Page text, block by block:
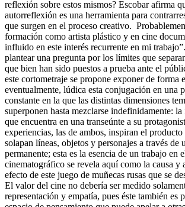
reflexión sobre estos mismos? Escobar afirma
autorreflexión es una herramienta para
que surgen en el proceso creativo.
formación como artista plástico y en cine
influido en este interés recurrente en mi
plantear una pregunta por los límites que
que bien han sido puestos a prueba ante el
este cortometraje se propone exponer de forma
eventualmente, lúdica esta conjugación en una
constante en la que las distintas dimensiones
superponen hasta mezclarse indefinidamente:
que encuentra en una transeúnte a su
experiencias, las de ambos, inspiran el
solapan líneas, objetos y personajes a través de
permanente; esta es la esencia de un trabajo en
cinematográfico se revela aquí como la causa y
efecto de este juego de muñecas rusas que se
El valor del cine no debería ser medido
representación y empatía, pues éste también es